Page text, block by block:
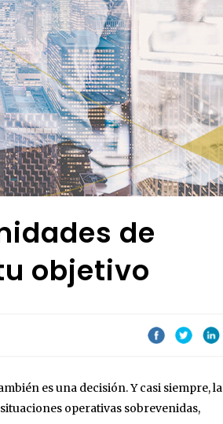
de
objetivo
es una decisión. Y casi siempre, la
operativas sobrevenidas,